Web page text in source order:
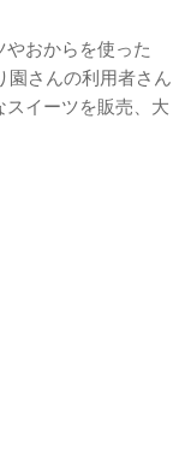
おからを使った
園さんの利用者さん
イーツを販売、大